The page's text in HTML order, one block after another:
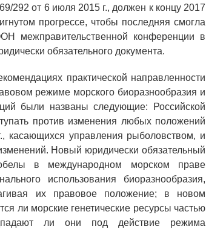
292 от 6 июля 2015 г., должен к концу 2017
прогрессе, чтобы последняя смогла
межправительственной конференции в
обязательного документа.
практической направленности
режиме морского биоразнообразия и
были названы следующие: Российской
против изменения любых положений
касающихся управления рыболовством, и
Новый юридически обязательный
в международном морском праве
использования биоразнообразия,
их правовое положение; в новом
ли морские генетические ресурсы частью
ли они под действие режима